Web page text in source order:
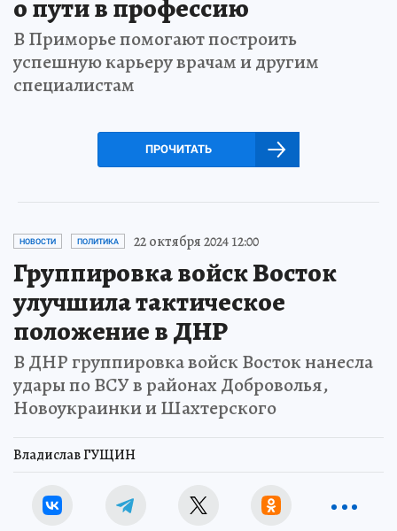
о пути в профессию
В Приморье помогают построить
успешную карьеру врачам и другим
специалистам
ПРОЧИТАТЬ
НОВОСТИ ПОЛИТИКА 22 октября 2024 12:00
Группировка войск Восток
улучшила тактическое
положение в ДНР
В ДНР группировка войск Восток нанесла
удары по ВСУ в районах Доброволья,
Новоукраинки и Шахтерского
Владислав ГУЩИН